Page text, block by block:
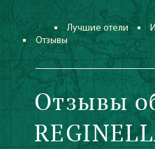
Лучшие отели
Отзывы
Отзывы